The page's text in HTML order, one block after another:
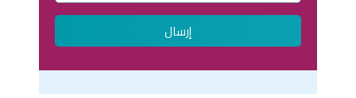
إرسال